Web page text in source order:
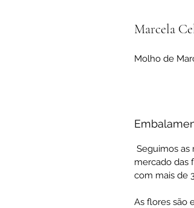
Marcela
Molho de
Seguimos
mercado das
com mais de
As flores são